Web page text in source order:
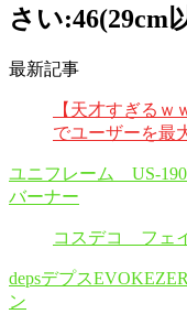
さい:46(29cm
最新記事
【天才すぎる
でユーザーを最
ユニフレーム US-
バーナー
コスデコ フェ
depsデプス
ン